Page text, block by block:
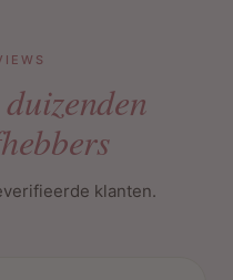
duizenden
klanten.